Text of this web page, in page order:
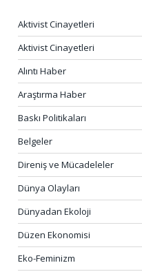
Aktivist Cinayetleri
Aktivist Cinayetleri
Alıntı Haber
Araştırma Haber
Baskı Politikaları
Belgeler
Direniş ve Mücadeleler
Dünya Olayları
Dünyadan Ekoloji
Düzen Ekonomisi
Eko-Feminizm